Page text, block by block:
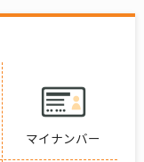
マイナンバー